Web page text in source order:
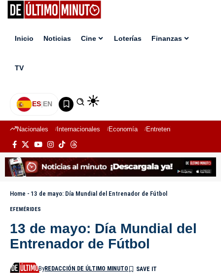
Inicio Noticias Cine Loterías Finanzas
TV
ES|EN
Nacionales Internacionales Economía Entretenimiento
Home - 13 de mayo: Día Mundial del Entrenador de Fútbol
EFEMÉRIDES
13 de mayo: Día Mundial del
Entrenador de Fútbol
ByREDACCIÓN DE ÚLTIMO MINUTO